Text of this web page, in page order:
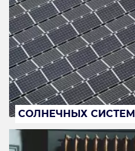
СОЛНЕЧНЫХ СИСТЕМ